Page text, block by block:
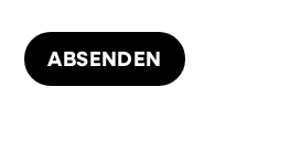
ABSENDEN